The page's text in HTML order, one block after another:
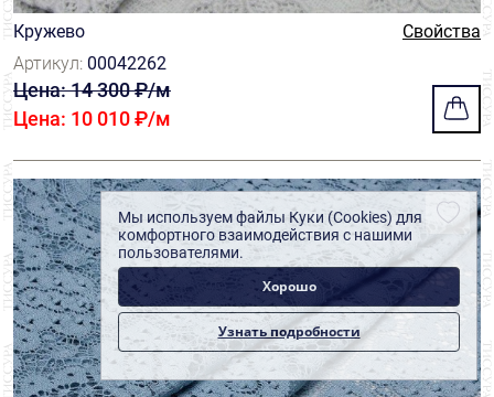
Кружево
Свойства
Артикул: 00042262
Цена: 14 300 ₽/м
Цена: 10 010 ₽/м
Мы используем файлы Куки (Cookies) для
комфортного взаимодействия с нашими
пользователями.
Хорошо
Узнать подробности